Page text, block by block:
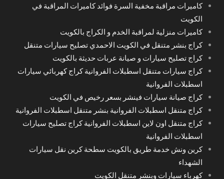
كاميرات مراقبة مخفية السرة فوائد كاميرات المراقبة في
الكويت
كاميرات منزلية لمراقبة الخدم و الكراج بالكويت
كراج بنشر متنقل في الكويت الاحمدي تصليح سيارات متنقل
كراج تصليح سيارات و صيانة عربات حديثة بالكويت
كراج سيارات متنقل اسطبلات الفروانية كراج كهربائي سيارات
اسطبلات الفروانية
كراج صيانة سيارات فينشر بسعر رخيص في الكويت
كراج متنقل اسطبلات الفروانية بنشر متنقل اسطبلات الفروانية
كراج متنقل اون لاين اسطبلات الفروانية كراج تصليح سيارات
اسطبلات الفروانية
كرين ونش خدمة طريق بالكويت سطحة كرين نقل سيارات
الشهداء
كهرباء سيارات وبنشر متنقل الكويت